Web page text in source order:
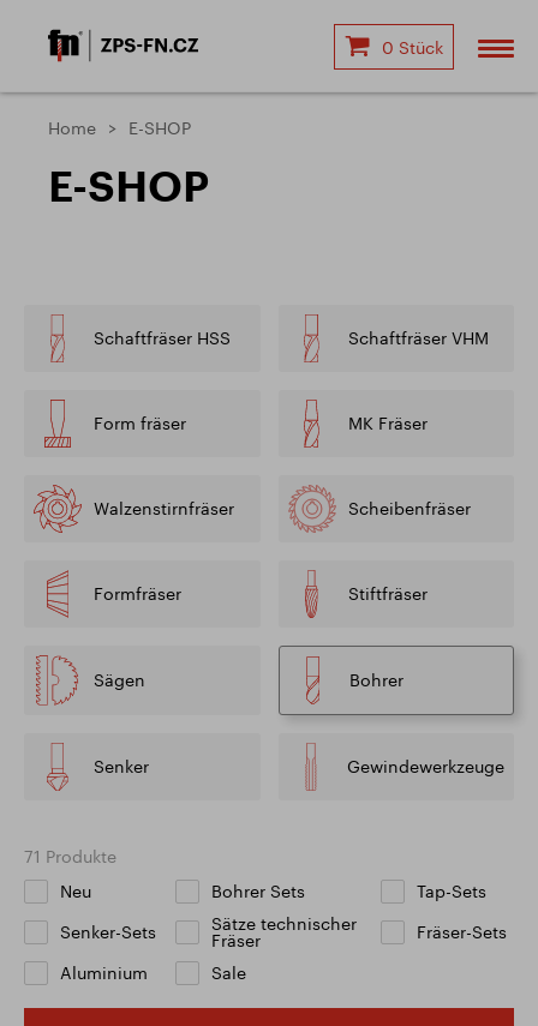
0 Stück
Home E-SHOP
E-SHOP
Schaftfräser HSS Schaftfräser VHM
Form fräser MK Fräser
Walzenstirnfräser Scheibenfräser
Formfräser Stiftfräser
Sägen Bohrer
Senker Gewindewerkzeuge
71 Produkte
Neu
Bohrer Sets
Tap-Sets
Senker-Sets
Sätze technischer
Fräser
Fräser-Sets
Aluminium
Sale